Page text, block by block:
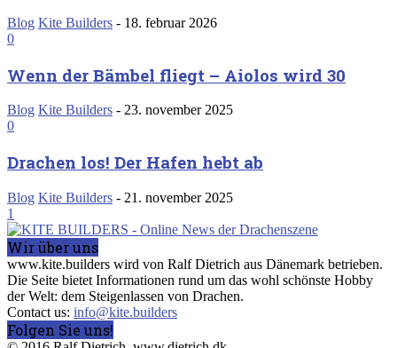
Blog Kite Builders - 18. februar 2026
0
Wenn der Bämbel fliegt – Aiolos wird 30
Blog Kite Builders - 23. november 2025
0
Drachen los! Der Hafen hebt ab
Blog Kite Builders - 21. november 2025
1
Wir über uns
www.kite.builders wird von Ralf Dietrich aus Dänemark betrieben.
Die Seite bietet Informationen rund um das wohl schönste Hobby
der Welt: dem Steigenlassen von Drachen.
Contact us: info@kite.builders
Folgen Sie uns!